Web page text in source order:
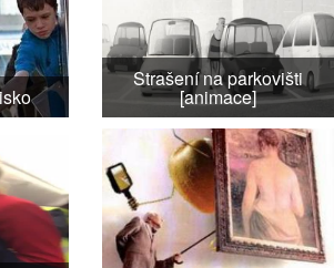
Strašení na parkovišti
[animace]